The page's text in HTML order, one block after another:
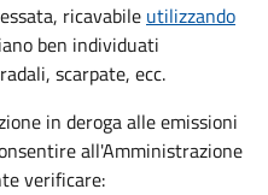
ricavabile utilizzando
ben individuati
scarpate, ecc.
in deroga alle emissioni
all'Amministrazione
verificare: